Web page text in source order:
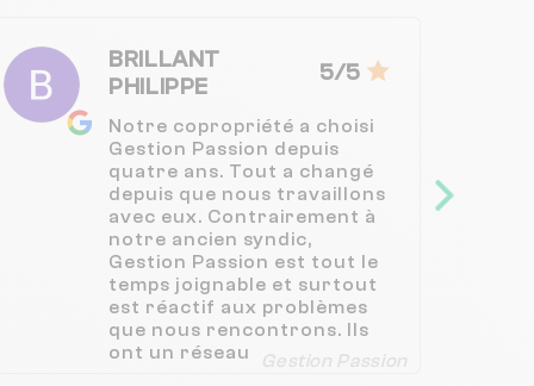
BRILLANT
PHILIPPE
5/5
Notre copropriété a choisi
Gestion Passion depuis
quatre ans. Tout a changé
depuis que nous travaillons
avec eux. Contrairement à
notre ancien syndic,
Gestion Passion est tout le
temps joignable et surtout
est réactif aux problèmes
que nous rencontrons. Ils
ont un réseau
Gestion Passion